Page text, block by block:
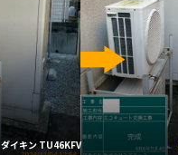
ダイキン TU46KFV